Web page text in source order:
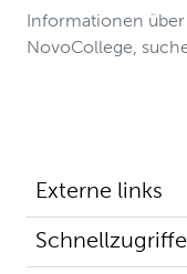
Informationen
NovoCollege,
Externe links
Schnellzugriffe